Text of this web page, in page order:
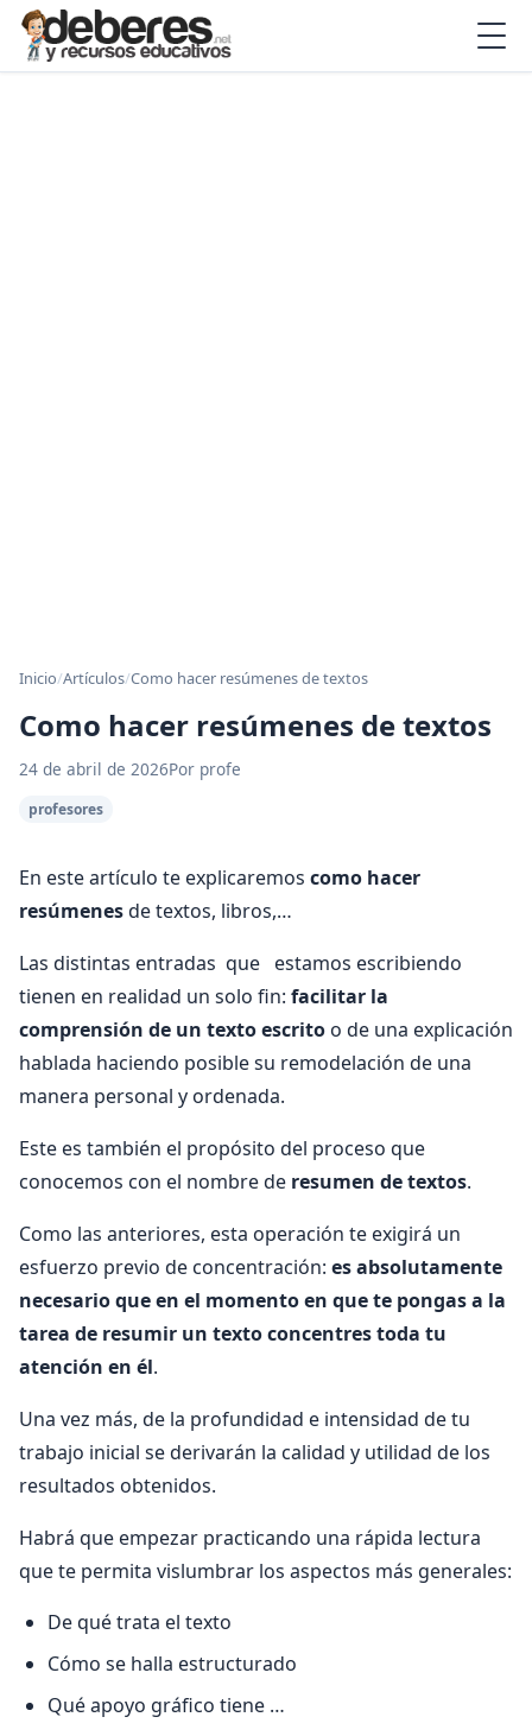
Inicio/Artículos/Como hacer resúmenes de textos
Como hacer resúmenes de textos
24 de abril de 2026Por profe
profesores
En este artículo te explicaremos como hacer
resúmenesde textos, libros,…
Las distintas entradas que estamos escribiendo
tienen en realidad un solo fin: facilitar la
comprensión de un texto escrito o de una explicación
hablada haciendo posible su remodelación de una
manera personal y ordenada.
Este es también el propósito del proceso que
conocemos con el nombre de resumen de textos.
Como las anteriores, esta operación te exigirá un
esfuerzo previo de concentración: es absolutamente
necesario que en el momento en que te pongas a la
tarea de resumir un texto concentres toda tu
atención en él.
Una vez más, de la profundidad e intensidad de tu
trabajo inicial se derivarán la calidad y utilidad de los
resultados obtenidos.
Habrá que empezar practicando una rápida lectura
que te permita vislumbrar los aspectos más generales:
De qué trata el texto
Cómo se halla estructurado
Qué apoyo gráfico tiene …